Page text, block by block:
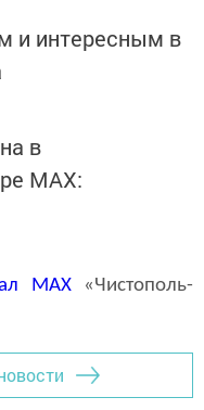
и интересным в
в
MАХ:
MAX«Чистополь-